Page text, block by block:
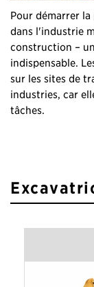
Pour démarrer
dans l'industrie
construction –
indispensable.
sur les sites de
industries, car
tâches.